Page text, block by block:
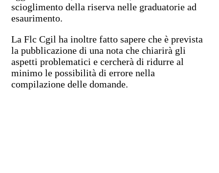
scioglimento della riserva nelle graduatorie ad
esaurimento.
La Flc Cgil ha inoltre fatto sapere che è prevista
la pubblicazione di una nota che chiarirà gli
aspetti problematici e cercherà di ridurre al
minimo le possibilità di errore nella
compilazione delle domande.